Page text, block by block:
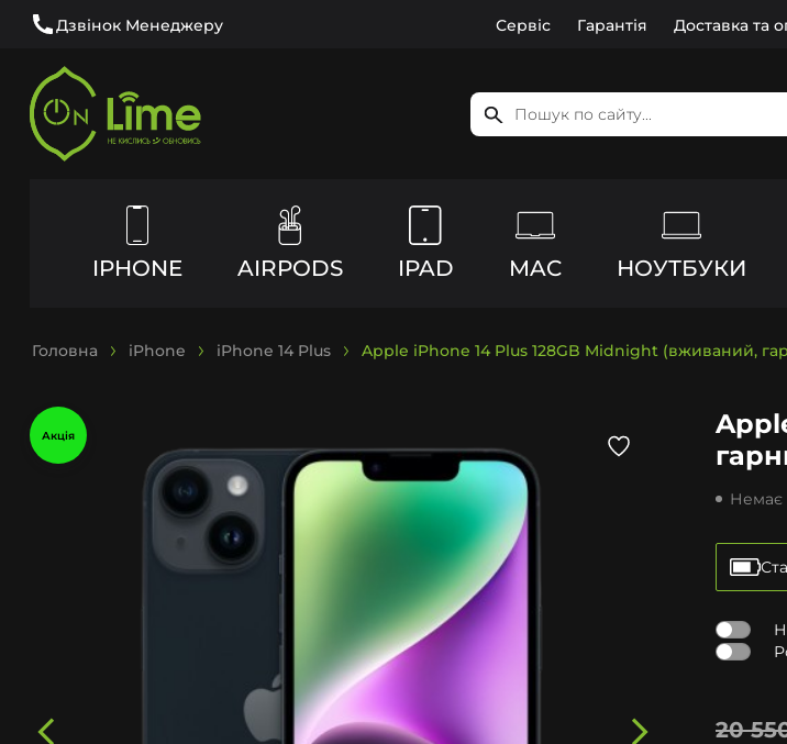
Дзвінок Менеджеру Сервіс Гарантія Доставка та
IPHONE AIRPODS IPAD MAC НОУТБУКИ
Головна iPhone iPhone 14 Plus Apple iPhone 14 Plus 128GB Midnight (вживаний,
Акція
Немає
20